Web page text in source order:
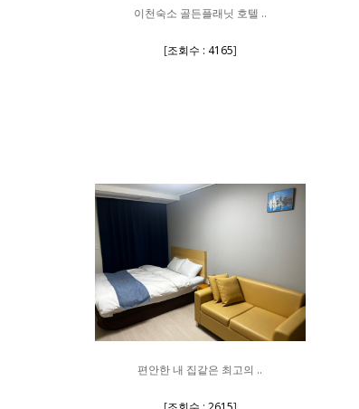
이천숙소 골든플래닛 호텔 ..
[조회수 : 4165]
편안한 내 집같은 최고의 ..